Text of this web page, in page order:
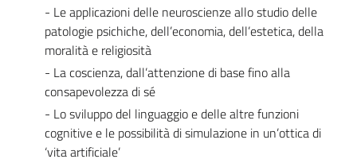
- Le applicazioni delle neuroscienze allo studio delle
patologie psichiche, dell’economia, dell’estetica, della
moralità e religiosità
- La coscienza, dall’attenzione di base fino alla
consapevolezza di sé
- Lo sviluppo del linguaggio e delle altre funzioni
cognitive e le possibilità di simulazione in un’ottica di
‘vita artificiale’